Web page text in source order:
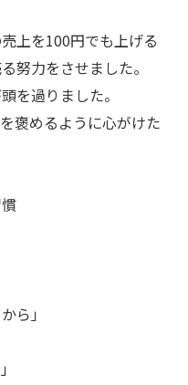
上を100円でも上げる
努力をさせました。
を過りました。
褒めるように心がけた
ら」